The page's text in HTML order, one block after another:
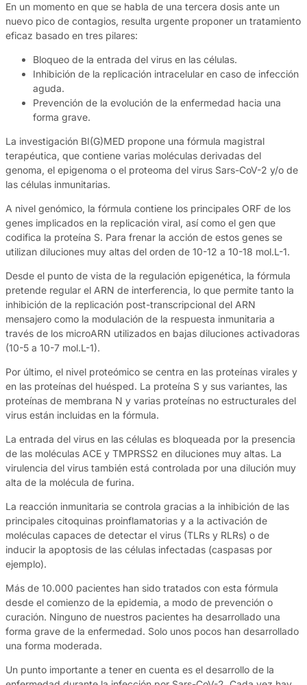
En un momento en que se habla de una tercera dosis ante un
nuevo pico de contagios, resulta urgente proponer un tratamiento
eficaz basado en tres pilares:
Bloqueo de la entrada del virus en las células.
Inhibición de la replicación intracelular en caso de infección
aguda.
Prevención de la evolución de la enfermedad hacia una
forma grave.
La investigación BI(G)MED propone una fórmula magistral
terapéutica, que contiene varias moléculas derivadas del
genoma, el epigenoma o el proteoma del virus Sars-CoV-2 y/o de
las células inmunitarias.
A nivel genómico, la fórmula contiene los principales ORF de los
genes implicados en la replicación viral, así como el gen que
codifica la proteína S. Para frenar la acción de estos genes se
utilizan diluciones muy altas del orden de 10-12 a 10-18 mol.L-1.
Desde el punto de vista de la regulación epigenética, la fórmula
pretende regular el ARN de interferencia, lo que permite tanto la
inhibición de la replicación post-transcripcional del ARN
mensajero como la modulación de la respuesta inmunitaria a
través de los microARN utilizados en bajas diluciones activadoras
(10-5 a 10-7 mol.L-1).
Por último, el nivel proteómico se centra en las proteínas virales y
en las proteínas del huésped. La proteína S y sus variantes, las
proteínas de membrana N y varias proteínas no estructurales del
virus están incluidas en la fórmula.
La entrada del virus en las células es bloqueada por la presencia
de las moléculas ACE y TMPRSS2 en diluciones muy altas. La
virulencia del virus también está controlada por una dilución muy
alta de la molécula de furina.
La reacción inmunitaria se controla gracias a la inhibición de las
principales citoquinas proinflamatorias y a la activación de
moléculas capaces de detectar el virus (TLRs y RLRs) o de
inducir la apoptosis de las células infectadas (caspasas por
ejemplo).
Más de 10.000 pacientes han sido tratados con esta fórmula
desde el comienzo de la epidemia, a modo de prevención o
curación. Ninguno de nuestros pacientes ha desarrollado una
forma grave de la enfermedad. Solo unos pocos han desarrollado
una forma moderada.
Un punto importante a tener en cuenta es el desarrollo de la